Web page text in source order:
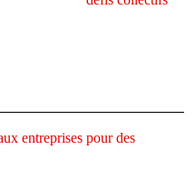
entreprises pour des